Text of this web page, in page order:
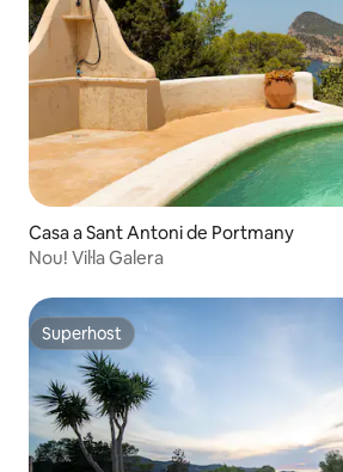
Casa a Sant Antoni de Portmany
Nou! Vil·la Galera
Superhost
Superhost